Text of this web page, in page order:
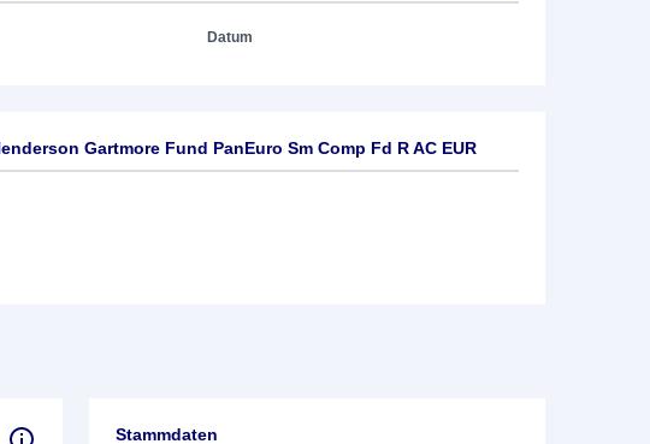
Datum
Gartmore Fund PanEuro Sm Comp Fd R AC EUR
Stammdaten